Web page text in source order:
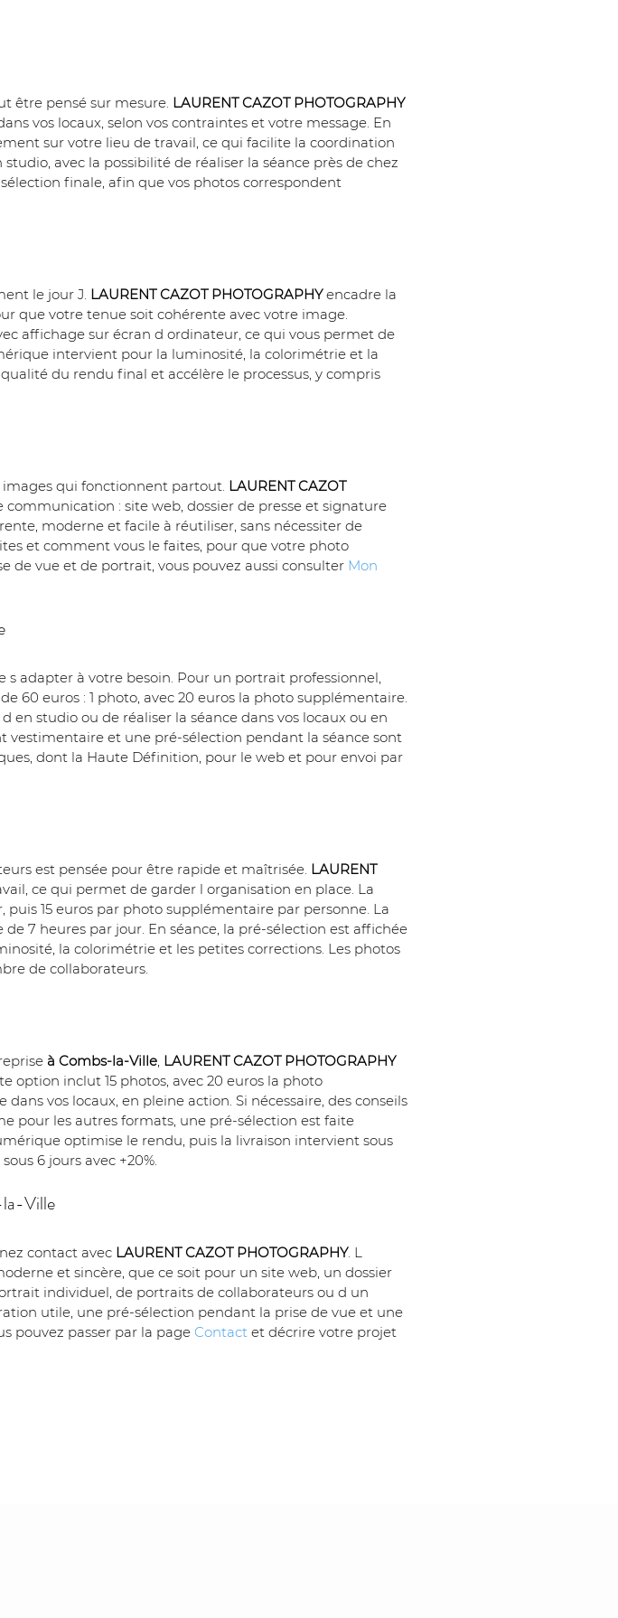
être pensé sur mesure. LAURENT CAZOT PHOTOGRAPHY
vos locaux, selon vos contraintes et votre message. En
sur votre lieu de travail, ce qui facilite la coordination
avec la possibilité de réaliser la séance près de chez
finale, afin que vos photos correspondent
le jour J. LAURENT CAZOT PHOTOGRAPHY encadre la
que votre tenue soit cohérente avec votre image.
affichage sur écran d ordinateur, ce qui vous permet de
intervient pour la luminosité, la colorimétrie et la
du rendu final et accélère le processus, y compris
qui fonctionnent partout. LAURENT CAZOT
: site web, dossier de presse et signature
moderne et facile à réutiliser, sans nécessiter de
et comment vous le faites, pour que votre photo
de vue et de portrait, vous pouvez aussi consulter Mon
s adapter à votre besoin. Pour un portrait professionnel,
60 euros : 1 photo, avec 20 euros la photo supplémentaire.
studio ou de réaliser la séance dans vos locaux ou en
vestimentaire et une pré-sélection pendant la séance sont
dont la Haute Définition, pour le web et pour envoi par
est pensée pour être rapide et maîtrisée. LAURENT
ce qui permet de garder l organisation en place. La
15 euros par photo supplémentaire par personne. La
7 heures par jour. En séance, la pré-sélection est affichée
la colorimétrie et les petites corrections. Les photos
de collaborateurs.
à Combs-la-Ville, LAURENT CAZOT PHOTOGRAPHY
option inclut 15 photos, avec 20 euros la photo
vos locaux, en pleine action. Si nécessaire, des conseils
pour les autres formats, une pré-sélection est faite
optimise le rendu, puis la livraison intervient sous
6 jours avec +20%.
la-Ville
contact avec LAURENT CAZOT PHOTOGRAPHY. L
et sincère, que ce soit pour un site web, un dossier
individuel, de portraits de collaborateurs ou d un
utile, une pré-sélection pendant la prise de vue et une
pouvez passer par la page Contact et décrire votre projet